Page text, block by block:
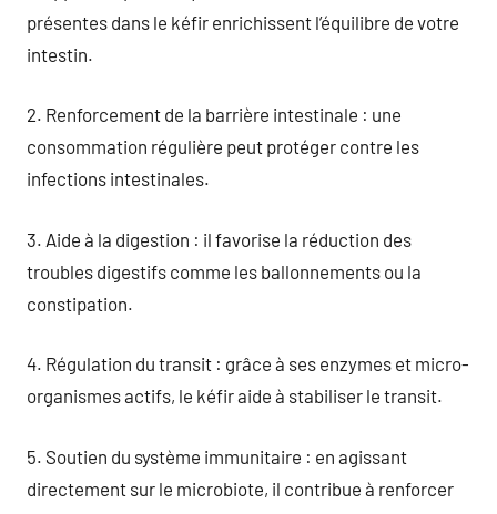
présentes dans le kéfir enrichissent l’équilibre de votre
intestin.
2. Renforcement de la barrière intestinale : une
consommation régulière peut protéger contre les
infections intestinales.
3. Aide à la digestion : il favorise la réduction des
troubles digestifs comme les ballonnements ou la
constipation.
4. Régulation du transit : grâce à ses enzymes et micro-
organismes actifs, le kéfir aide à stabiliser le transit.
5. Soutien du système immunitaire : en agissant
directement sur le microbiote, il contribue à renforcer